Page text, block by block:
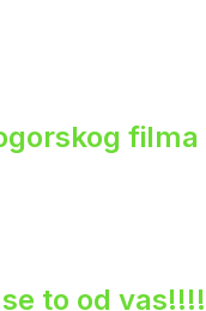
filma
to od